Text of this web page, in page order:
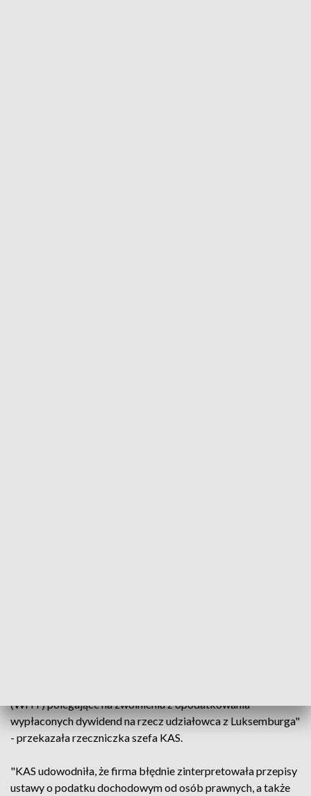
(WHT) polegające na zwolnieniu z opodatkowania
wypłaconych dywidend na rzecz udziałowca z Luksemburga"
- przekazała rzeczniczka szefa KAS.
"KAS udowodniła, że firma błędnie zinterpretowała przepisy
ustawy o podatku dochodowym od osób prawnych, a także